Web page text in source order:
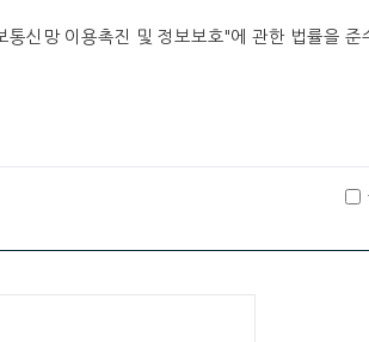
신망 이용촉진 및 정보보호"에 관한 법률을 준